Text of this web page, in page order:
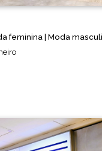
feminina | Moda